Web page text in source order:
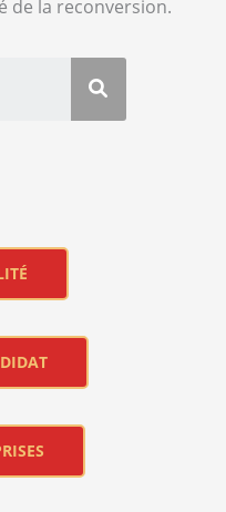
de la reconversion.